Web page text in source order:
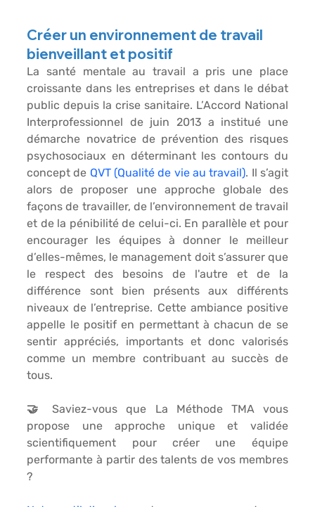
Créer un environnement de travail
bienveillant et positif
La santé mentale au travail a pris une place
croissante dans les entreprises et dans le débat
public depuis la crise sanitaire. L’Accord National
Interprofessionnel de juin 2013 a institué une
démarche novatrice de prévention des risques
psychosociaux en déterminant les contours du
concept de QVT (Qualité de vie au travail). Il s’agit
alors de proposer une approche globale des
façons de travailler, de l’environnement de travail
et de la pénibilité de celui-ci. En parallèle et pour
encourager les équipes à donner le meilleur
d’elles-mêmes, le management doit s’assurer que
le respect des besoins de l'autre et de la
différence sont bien présents aux différents
niveaux de l’entreprise. Cette ambiance positive
appelle le positif en permettant à chacun de se
sentir appréciés, importants et donc valorisés
comme un membre contribuant au succès de
tous.
🤝 Saviez-vous que La Méthode TMA vous
propose une approche unique et validée
scientifiquement pour créer une équipe
performante à partir des talents de vos membres
?